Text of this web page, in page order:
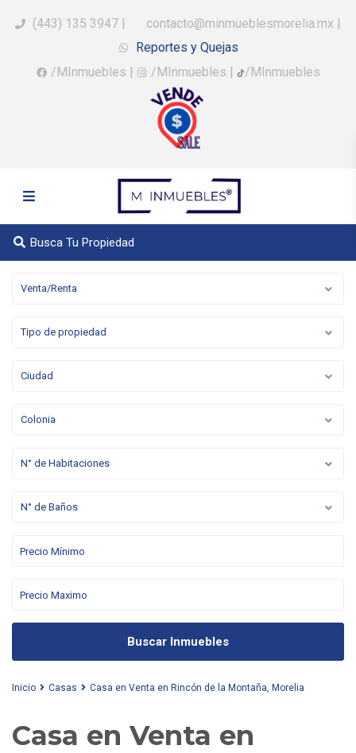
(443) 135 3947 | contacto@minmueblesmorelia.mx |
Reportes y Quejas
/MInmuebles | /MInmuebles | /MInmuebles
Busca Tu Propiedad
Venta/Renta
Tipo de propiedad
Ciudad
Colonia
N° de Habitaciones
N° de Baños
Buscar Inmuebles
Inicio Casas Casa en Venta en Rincón de la Montaña, Morelia
Casa en Venta en